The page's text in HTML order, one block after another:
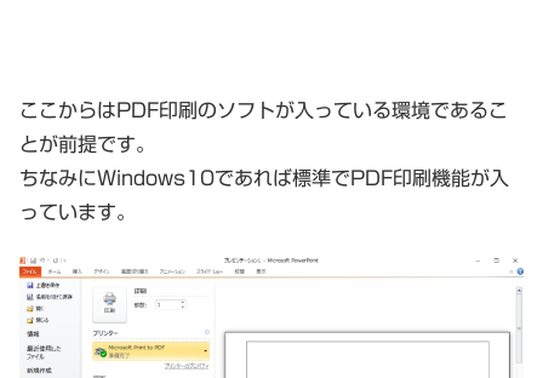
ここからはPDF印刷のソフトが入っている環境であるこ
とが前提です。
ちなみにWindows10であれば標準でPDF印刷機能が入
っています。